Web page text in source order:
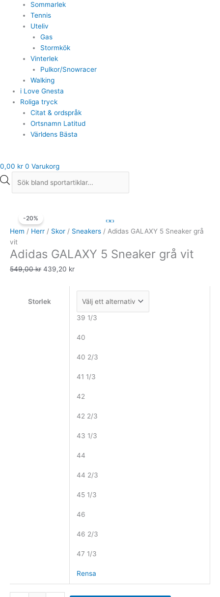
Sommarlek
Tennis
Uteliv
Gas
Stormkök
Vinterlek
Pulkor/Snowracer
Walking
i Love Gnesta
Roliga tryck
Citat & ordspråk
Ortsnamn Latitud
Världens Bästa
0,00 kr 0 Varukorg
-20%
Hem / Herr / Skor / Sneakers / Adidas GALAXY 5 Sneaker grå
vit
Adidas GALAXY 5 Sneaker grå vit
549,00kr
priset
549,00 kr.
439,20 kr
nuvarande
priset
439,20 kr.
Storlek
39 1/3
40
40 2/3
41 1/3
42
42 2/3
43 1/3
44
44 2/3
45 1/3
46
46 2/3
47 1/3
Rensa
GALAXY
5
Sneaker
grå
mängd